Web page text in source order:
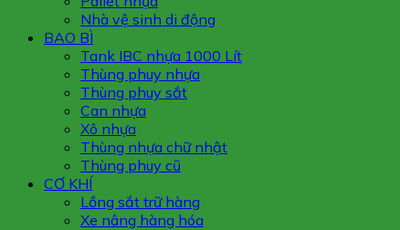
Nhà vệ sinh di động
BAO BÌ
Tank IBC nhựa 1000 Lít
Thùng phuy nhựa
Thùng phuy sắt
Can nhựa
Xô nhựa
Thùng nhựa chữ nhật
Thùng phuy cũ
CƠ KHÍ
Lồng sắt trữ hàng
Xe nâng hàng hóa